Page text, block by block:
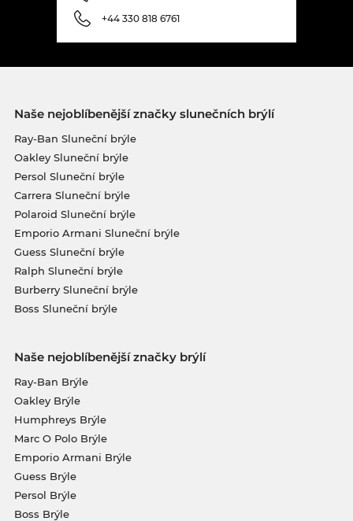
+44 330 818 6761
Naše nejoblíbenější značky slunečních brýlí
Ray-Ban Sluneční brýle
Oakley Sluneční brýle
Persol Sluneční brýle
Carrera Sluneční brýle
Polaroid Sluneční brýle
Emporio Armani Sluneční brýle
Guess Sluneční brýle
Ralph Sluneční brýle
Burberry Sluneční brýle
Boss Sluneční brýle
Naše nejoblíbenější značky brýlí
Ray-Ban Brýle
Oakley Brýle
Humphreys Brýle
Marc O Polo Brýle
Emporio Armani Brýle
Guess Brýle
Persol Brýle
Boss Brýle